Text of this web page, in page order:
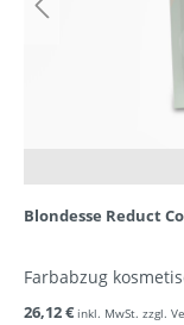
Blondesse Reduct
Farbabzug
26,12 € inkl. MwSt. zzgl.